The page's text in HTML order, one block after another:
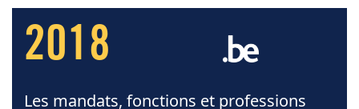
2018
Les mandats, fonctions et professions